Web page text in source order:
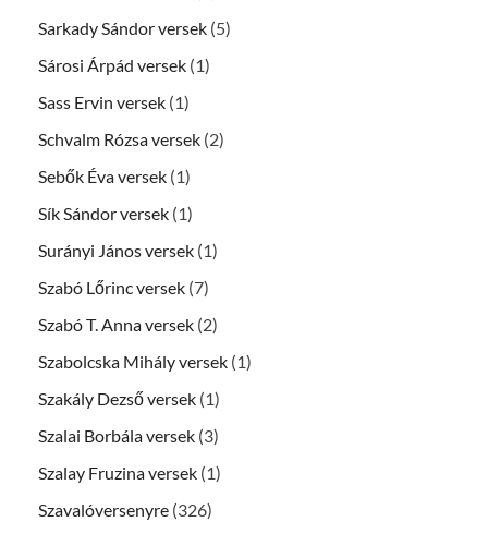
Sarkady Sándor versek (5)
Sárosi Árpád versek (1)
Sass Ervin versek (1)
Schvalm Rózsa versek (2)
Sebők Éva versek (1)
Sík Sándor versek (1)
Surányi János versek (1)
Szabó Lőrinc versek (7)
Szabó T. Anna versek (2)
Szabolcska Mihály versek (1)
Szakály Dezső versek (1)
Szalai Borbála versek (3)
Szalay Fruzina versek (1)
Szavalóversenyre (326)